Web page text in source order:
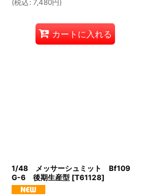
(税込 : 7,480円)
カートに入れる
1/48 メッサーシュミット Bf109
G-6 後期生産型 [T61128]